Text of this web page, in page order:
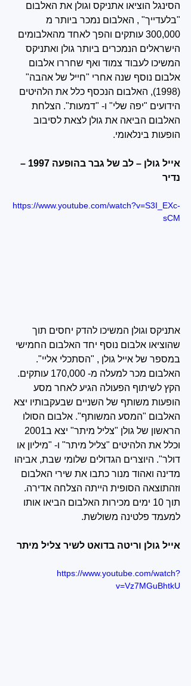
הסינגל הוציאו אתניקס וגולן את האלבום
"בלעדייך" , האלבום נמכר ביותר מ
300,000 עותקים והפך לאחד מהאלבומים
הישראלים הנמכרים ביותר גולן ואתניקס
המשיכו לעבוד צמוד ואף שחררו אלבום
אלבום נוסף שנה אחרי "חייל של אהבה"
(1998), האלבום הנכסף כלל את הלהיטים
הידועים "יפה שלי" ו- "דמעות". הצלחת
האלבום הביאה את גולן לצאת לסיבוב
הופעות בינלאומי.
אייל גולן – לב של גבר בהופעה 1997 –
נדיר
https://www.youtube.com/watch?v=S3I_EXc-
sCM
אתניקס וגולן המשיכו להדק יחסים תוך
שהוציאו אלבום נוסף יחד האלבום החמישי
במספר של אייל גולן , "הסתכלי אליי".
האלבום מכר למעלה מ- 170,000 עותקים.
הקץ לשיתוף הפעולה הגיע לאחר מסע
הופעות משותף של השניים שבעקבותיו יצא
האלבום "המסע המשותף". אלבום הסולו
וכלל את הלהיטים "צליל מיתר" ו- "מיליון או
דולר". היוצרים הגדולים שלומי שבת, אביהו
מדינה ואהוד מנור כתבו את שירי האלבום
וזהתוצאה הסופית הייתה הצלחה אדירה.
תוך 10 ימים מכירות האלבום הביאו אותו
למעמד פלטינה משולשת.
אייל גולן וריטה בדואט לשיר צליל מיתר
https://www.youtube.com/watch?
v=Vz7MGuBhtkU